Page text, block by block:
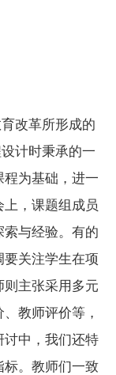
改革所形成的
计时秉承的一
为基础，进一
，课题组成员
与经验。有的
关注学生在项
则主张采用多元
教师评价等，
讨中，我们还特
标。教师们一致